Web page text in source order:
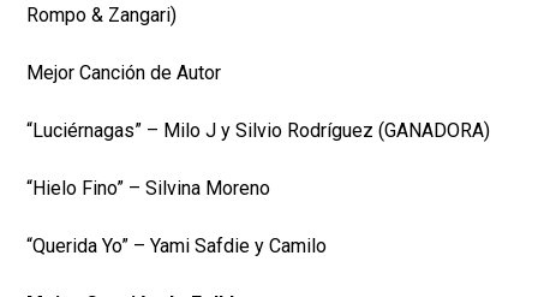
Rompo & Zangari)
Mejor Canción de Autor
“Luciérnagas” – Milo J y Silvio Rodríguez (GANADORA)
“Hielo Fino” – Silvina Moreno
“Querida Yo” – Yami Safdie y Camilo